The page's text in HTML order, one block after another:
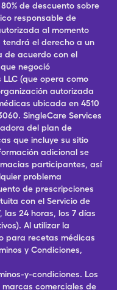
de descuento sobre
responsable de
al momento
tendrá el derecho a un
de acuerdo con el
negoció
(que opera como
autorizada
ubicada en 4510
SingleCare Services
del plan de
que incluye su sitio
adicional se
participantes, así
problema
de prescripciones
con el Servicio de
las 24 horas, los 7 días
Al utilizar la
para recetas médicas
y Condiciones,
y-condiciones. Los
comerciales de